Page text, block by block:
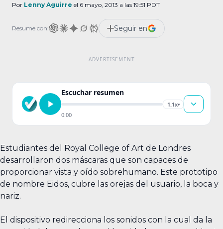
Eidos, cubre las orejas del usuario, la boca y
con la cual da la capacidad de escuchar
sonidos aislados en un ambiente ruidoso.
Por Lenny Aguirre el 6 mayo, 2013 a las 19:51 PDT
Resume con: Seguir en
Escuchar resumen
1.1x▾
0:00
Estudiantes del Royal College of Art de Londres
desarrollaron dos máscaras que son capaces de
proporcionar vista y oído sobrehumano. Este prototipo
de nombre Eidos, cubre las orejas del usuario, la boca y
nariz.
El dispositivo redirecciona los sonidos con la cual da la